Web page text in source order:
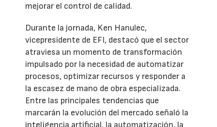
mejorar el control de calidad.
Durante la jornada, Ken Hanulec,
vicepresidente de EFI, destacó que el sector
atraviesa un momento de transformación
impulsado por la necesidad de automatizar
procesos, optimizar recursos y responder a
la escasez de mano de obra especializada.
Entre las principales tendencias que
marcarán la evolución del mercado señaló la
inteligencia artificial, la automatización, la